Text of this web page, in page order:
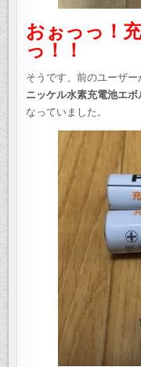
おぉっっ！
っ！！
そうです、前のユーザ
ニッケル水素充電池エ
なっていました。